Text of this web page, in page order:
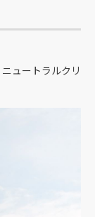
ニュートラルクリ